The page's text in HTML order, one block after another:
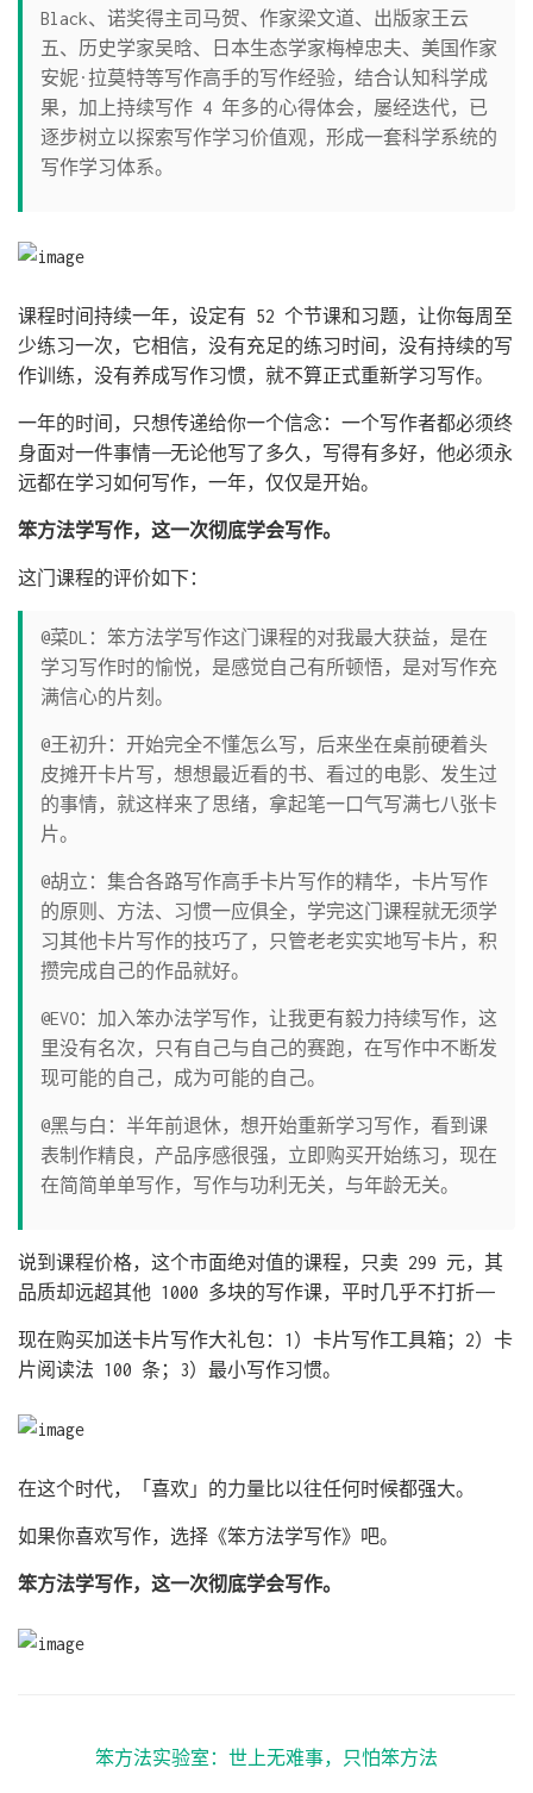
Black、诺奖得主司马贺、作家梁文道、出版家王云
五、历史学家吴晗、日本生态学家梅棹忠夫、美国作家
安妮·拉莫特等写作高手的写作经验，结合认知科学成
果，加上持续写作 4 年多的心得体会，屡经迭代，已
逐步树立以探索写作学习价值观，形成一套科学系统的
写作学习体系。
课程时间持续一年，设定有 52 个节课和习题，让你每周至
少练习一次，它相信，没有充足的练习时间，没有持续的写
作训练，没有养成写作习惯，就不算正式重新学习写作。
一年的时间，只想传递给你一个信念：一个写作者都必须终
身面对一件事情——无论他写了多久，写得有多好，他必须永
远都在学习如何写作，一年，仅仅是开始。
笨方法学写作，这一次彻底学会写作。
这门课程的评价如下：
@菜DL：笨方法学写作这门课程的对我最大获益，是在
学习写作时的愉悦，是感觉自己有所顿悟，是对写作充
满信心的片刻。
@王初升：开始完全不懂怎么写，后来坐在桌前硬着头
皮摊开卡片写，想想最近看的书、看过的电影、发生过
的事情，就这样来了思绪，拿起笔一口气写满七八张卡
片。
@胡立：集合各路写作高手卡片写作的精华，卡片写作
的原则、方法、习惯一应俱全，学完这门课程就无须学
习其他卡片写作的技巧了，只管老老实实地写卡片，积
攒完成自己的作品就好。
@EVO：加入笨办法学写作，让我更有毅力持续写作，这
里没有名次，只有自己与自己的赛跑，在写作中不断发
现可能的自己，成为可能的自己。
@黑与白：半年前退休，想开始重新学习写作，看到课
表制作精良，产品序感很强，立即购买开始练习，现在
在简简单单写作，写作与功利无关，与年龄无关。
说到课程价格，这个市面绝对值的课程，只卖 299 元，其
品质却远超其他 1000 多块的写作课，平时几乎不打折——
现在购买加送卡片写作大礼包：1）卡片写作工具箱；2）卡
片阅读法 100 条；3）最小写作习惯。
在这个时代，「喜欢」的力量比以往任何时候都强大。
如果你喜欢写作，选择《笨方法学写作》吧。
笨方法学写作，这一次彻底学会写作。
笨方法实验室：世上无难事，只怕笨方法